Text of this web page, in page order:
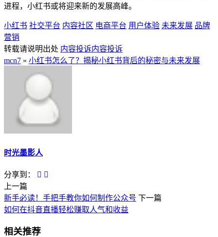
进程，小红书或将迎来新的发展高峰。
小红书 社交平台 内容社区 电商平台 用户体验 未来发展 品牌
营销
转载请说明出处 内容投诉内容投诉
mcn7 » 小红书怎么了？揭秘小红书背后的秘密与未来发展
时光墨影人
分享到：
上一篇
新手必读！手把手教你如何制作公众号 下一篇
如何在抖音直播轻松赚取人气和收益
相关推荐